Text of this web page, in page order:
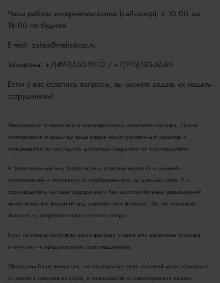
Часы работы интернет-магазина (call-центр): с 10.00 до
18.00 по будням
E-mail: zakaz@meloskop.ru
Телефоны: +7(499)550-19-10 / +7(915)133-56-89
Если у вас остались вопросы, вы можете задать их нашим
сотрудникам!
Информация о технических характеристиках, комплекте поставки, стране
изготовления и внешнем виде товара носит справочный характер и
основывается на последних доступных сведениях от производителя
А также внешний вид товара и/или упаковки может быть изменён
изготовителем и отличаться от изображенного на данном сайте. Т.к.
производитель на свое усмотрение и без дополнительных уведомлений
может изменить внешний вид упаковки или флакона. Это не оказывает
влияния на потребительские качества товара.
Если на товаре отсутствует целлофановая пленка или картонная упаковка,
значит это не предусмотрено производителем.
Обращаем Ваше внимание, что подлинные цвета изделий могут отличаться
от цветов и оттенков на сайте, в зависимости от цветопередачи вашего